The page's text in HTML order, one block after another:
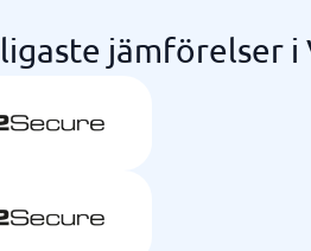
jämförelser i